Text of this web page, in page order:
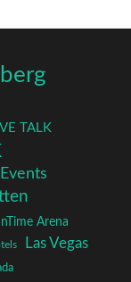
TALK
Events
Arena
Las Vegas